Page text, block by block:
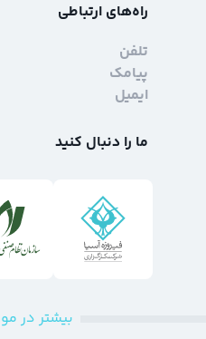
راه‌های ارتباطی
تلفن
پیامک
ایمیل
ما را دنبال کنید
بیشتر در